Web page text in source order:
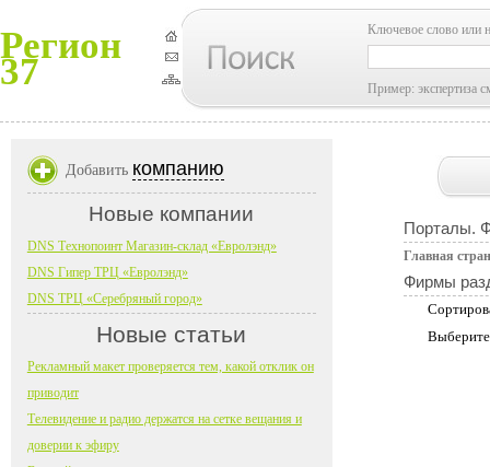
Регион
37
Ключевое слово или
Пример: экспертиза
Порталы.
Главная
Фирмы
Добавить компанию
Новые компании
DNS Технопоинт Магазин-склад «Евролэнд»
DNS Гипер ТРЦ «Евролэнд»
DNS ТРЦ «Серебряный город»
Новые статьи
Рекламный макет проверяется тем, какой отклик он
приводит
Телевидение и радио держатся на сетке вещания и
доверии к эфиру